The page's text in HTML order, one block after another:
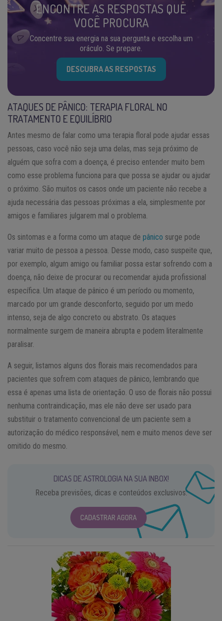
ENCONTRE AS RESPOSTAS QUE
VOCÊ PROCURA
Concentre sua energia na sua pergunta e escolha um
oráculo. Se prepare.
DESCUBRA AS RESPOSTAS
ATAQUES DE PÂNICO: TERAPIA FLORAL NO
TRATAMENTO E EQUILÍBRIO
Antes mesmo de falar como uma terapia floral pode ajudar essas
pessoas, caso você não seja uma delas, mas seja próximo de
alguém que sofra com a doença, é preciso entender muito bem
como esse problema funciona para que possa se ajudar ou ajudar
o próximo. São muitos os casos onde um paciente não recebe a
ajuda necessária das pessoas próximas a ela, simplesmente por
amigos e familiares julgarem mal o problema.
Os sintomas e a forma como um ataque de pânico surge pode
variar muito de pessoa a pessoa. Desse modo, caso suspeite que,
por exemplo, algum amigo ou familiar possa estar sofrendo com a
doença, não deixe de procurar ou recomendar ajuda profissional
específica. Um ataque de pânico é um período ou momento,
marcado por um grande desconforto, seguido por um medo
intenso, seja de algo concreto ou abstrato. Os ataques
normalmente surgem de maneira abrupta e podem literalmente
paralisar.
A seguir, listamos alguns dos florais mais recomendados para
pacientes que sofrem com ataques de pânico, lembrando que
essa é apenas uma lista de orientação. O uso de florais não possui
nenhuma contraindicação, mas ele não deve ser usado para
substituir o tratamento convencional de um paciente sem a
autorização do médico responsável, nem e muito menos deve ser
omitido do mesmo.
DICAS DE ASTROLOGIA NA SUA INBOX!
Receba previsões, dicas e conteúdos exclusivos.
CADASTRAR AGORA